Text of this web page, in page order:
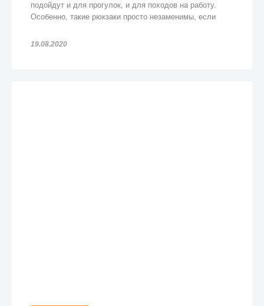
подойдут и для прогулок, и для походов на работу.
Особенно, такие рюкзаки просто незаменимы, если
19.08.2020